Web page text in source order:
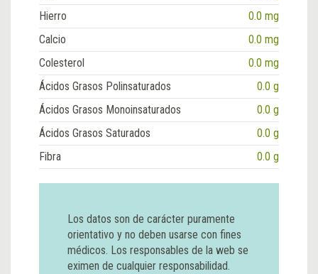
Hierro
0.0 mg
Calcio
0.0 mg
Colesterol
0.0 mg
Ácidos Grasos Polinsaturados
0.0 g
Ácidos Grasos Monoinsaturados
0.0 g
Ácidos Grasos Saturados
0.0 g
Fibra
0.0 g
Los datos son de carácter puramente
orientativo y no deben usarse con fines
médicos. Los responsables de la web se
eximen de cualquier responsabilidad.